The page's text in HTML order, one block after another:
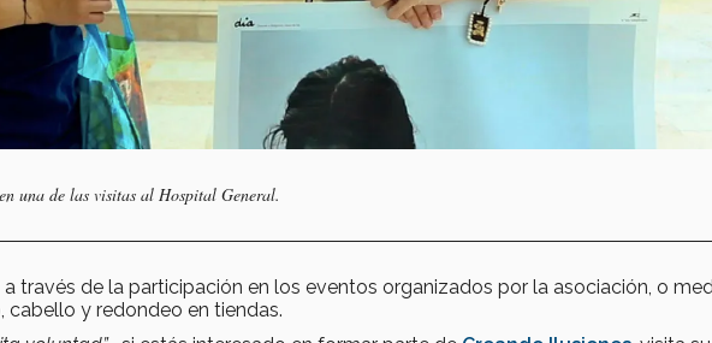
una de las visitas al Hospital General.
a través de la participación en los eventos organizados por la asociación, o
y redondeo en tiendas.